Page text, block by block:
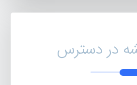
در دسترس